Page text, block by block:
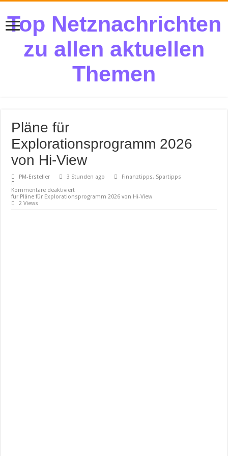
Top Netznachrichten
zu allen aktuellen
Themen
Pläne für
Explorationsprogramm 2026
von Hi-View
PM-Ersteller 3 Stunden ago
Finanztipps, Spartipps
Kommentare deaktiviert
für Pläne für Explorationsprogramm 2026 von Hi-View
2 Views